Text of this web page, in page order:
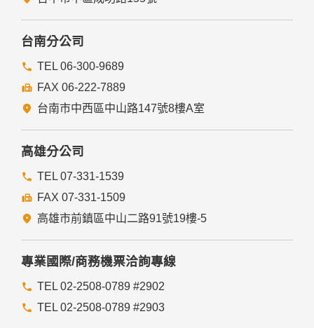
本網站委託廠商協助蒐集、處理或利用您的個人資料時，將對
委外廠商或個人善盡監督管理之責。
六、Cookie之使用
為了提供您最佳的服務，本網站會在您的電腦中放置並取用我
們的Cookie，若您不願接受Cookie的寫入，您可在您使用的
瀏覽器功能項中設定隱私權等級為高，即可拒絕Cookie的寫
七、隱私權保護政策之修正
款將刊登於網站上。
台南分公司
TEL 06-300-9689
FAX 06-222-7889
台南市中西區中山路147號8樓A室
高雄分公司
TEL 07-331-1539
FAX 07-331-1509
高雄市前鎮區中山二路91號19樓-5
專業國際/商務機票洽詢專線
TEL 02-2508-0789 #2902
TEL 02-2508-0789 #2903